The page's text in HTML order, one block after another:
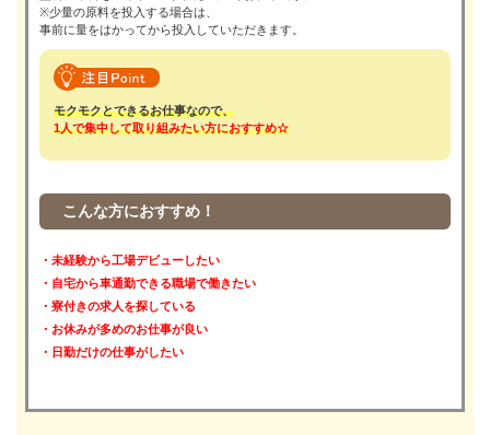
※少量の原料を投入する場合は、
事前に量をはかってから投入していただきます。
モクモクとできるお仕事なので、
1人で集中して取り組みたい方におすすめ☆
こんな方におすすめ！
・未経験から工場デビューしたい
・自宅から車通勤できる職場で働きたい
・寮付きの求人を探している
・お休みが多めのお仕事が良い
・日勤だけの仕事がしたい